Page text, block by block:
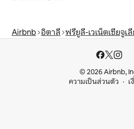
Airbnb อิตาลี ฟรียูลี-เวเน็ตเซียจูเ
© 2026 Airbnb,
ความเป็นส่วนตัว
เ